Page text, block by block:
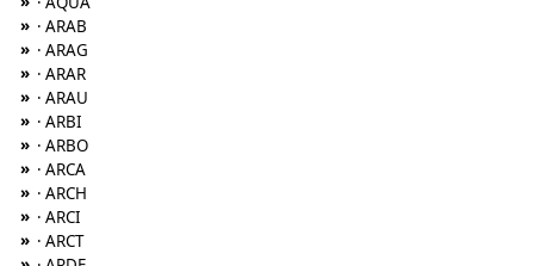
» · ARAB
» · ARAG
» · ARAR
» · ARAU
» · ARBI
» · ARBO
» · ARCA
» · ARCH
» · ARCI
» · ARCT